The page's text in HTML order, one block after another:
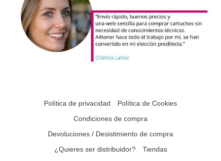
Política de privacidad
Política de Cookies
Condiciones de compra
Devoluciones / Desistimiento de compra
¿Quieres ser distribuidor?
Tiendas